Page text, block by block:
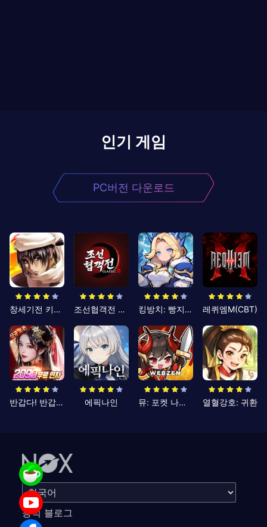
인기 게임
PC버전 다운로드
창세기전 키우기 조선협객전 클래식 킹방치: 빵지의 제왕 레퀴엠M(CBT)
반갑다! 반갑삼국지 에픽나인 뮤: 포켓 나이츠 열혈강호: 귀환
공식 블로그